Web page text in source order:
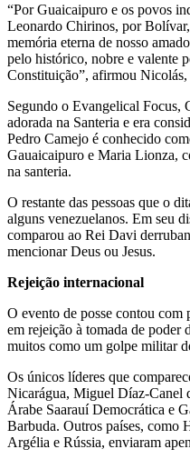
“Por Guaicaipuro e os povos
Leonardo Chirinos, por
memória eterna de nosso
pelo histórico, nobre e valente
Constituição”, afirmou
Segundo o Evangelical Focus,
adorada na Santeria e era
Pedro Camejo é conhecido
Gauaicaipuro e Maria Lionza,
na santeria.
O restante das pessoas que o
alguns venezuelanos. Em seu
comparou ao Rei Davi
mencionar Deus ou Jesus.
Rejeição internacional
O evento de posse contou com
em rejeição à tomada de
muitos como um golpe militar
Os únicos líderes que
Nicarágua, Miguel Díaz-Canel
Árabe Saarauí Democrática e
Barbuda. Outros países, como
Argélia e Rússia, enviaram